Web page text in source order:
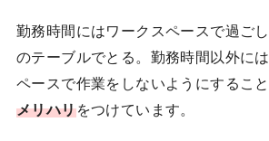
勤務時間にはワークスペースで過ご
のテーブルでとる。勤務時間以外に
ペースで作業をしないようにすること
メリハリをつけています。